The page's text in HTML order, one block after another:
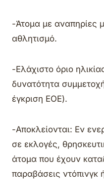
-Άτομα με αναπηρίες
αθλητισμό.
-Ελάχιστο όριο
δυνατότητα
έγκριση ΕΟΕ).
-Αποκλείονται: Εν
σε εκλογές,
άτομα που έχουν
παραβάσεις